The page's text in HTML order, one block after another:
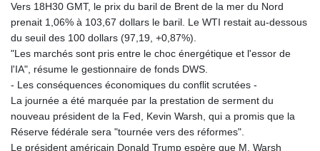
Vers 18H30 GMT, le prix du baril de Brent de la mer du Nord
prenait 1,06% à 103,67 dollars le baril. Le WTI restait au-dessous
du seuil des 100 dollars (97,19, +0,87%).
"Les marchés sont pris entre le choc énergétique et l'essor de
l'IA", résume le gestionnaire de fonds DWS.
- Les conséquences économiques du conflit scrutées -
La journée a été marquée par la prestation de serment du
nouveau président de la Fed, Kevin Warsh, qui a promis que la
Réserve fédérale sera "tournée vers des réformes".
Le président américain Donald Trump espère que M. Warsh